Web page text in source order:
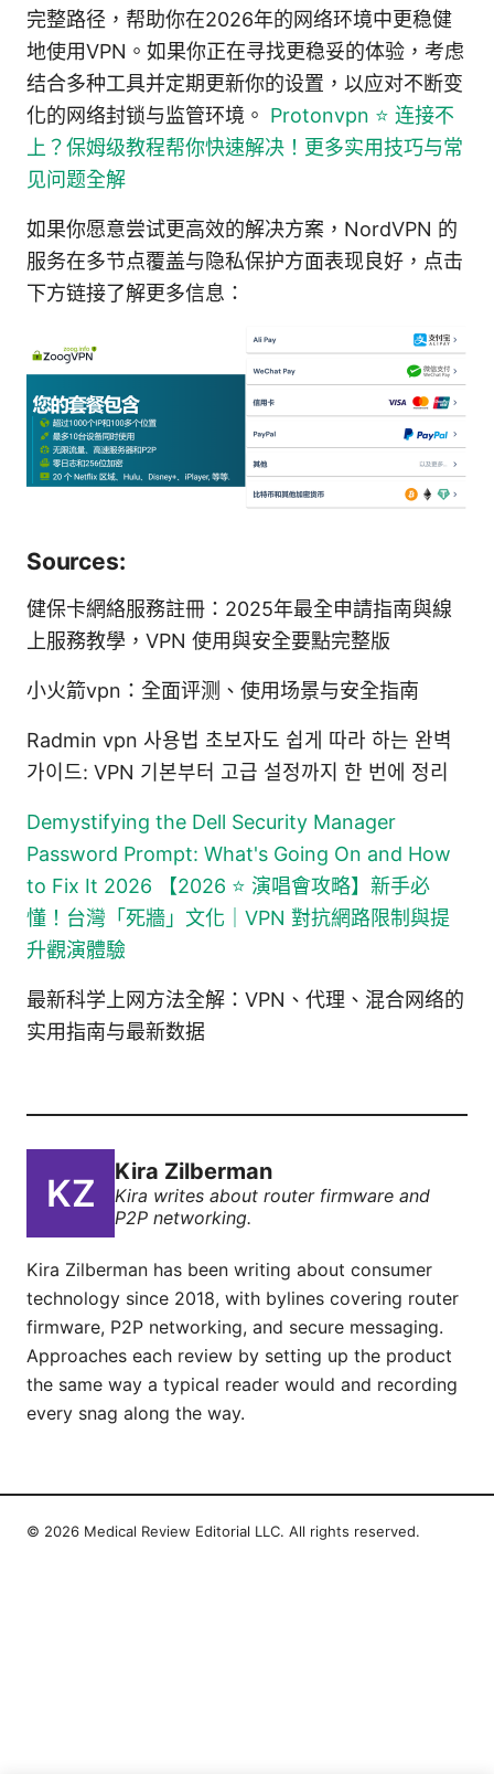
完整路径，帮助你在2026年的网络环境中更稳健
地使用VPN。如果你正在寻找更稳妥的体验，考虑
结合多种工具并定期更新你的设置，以应对不断变
化的网络封锁与监管环境。 Protonvpn ⭐ 连接不
上？保姆级教程帮你快速解决！更多实用技巧与常
见问题全解
如果你愿意尝试更高效的解决方案，NordVPN 的
服务在多节点覆盖与隐私保护方面表现良好，点击
下方链接了解更多信息：
Sources:
健保卡網絡服務註冊：2025年最全申請指南與線
上服務教學，VPN 使用與安全要點完整版
小火箭vpn：全面评测、使用场景与安全指南
Radmin vpn 사용법 초보자도 쉽게 따라 하는 완벽
가이드: VPN 기본부터 고급 설정까지 한 번에 정리
Demystifying the Dell Security Manager
Password Prompt: What's Going On and How
to Fix It 2026
【2026 ⭐ 演唱會攻略】新手必
懂！台灣「死牆」文化｜VPN 對抗網路限制與提
升觀演體驗
最新科学上网方法全解：VPN、代理、混合网络的
实用指南与最新数据
Kira Zilberman
Kira writes about router firmware and
P2P networking.
Kira Zilberman has been writing about consumer
technology since 2018, with bylines covering router
firmware, P2P networking, and secure messaging.
Approaches each review by setting up the product
the same way a typical reader would and recording
every snag along the way.
© 2026 Medical Review Editorial LLC. All rights reserved.